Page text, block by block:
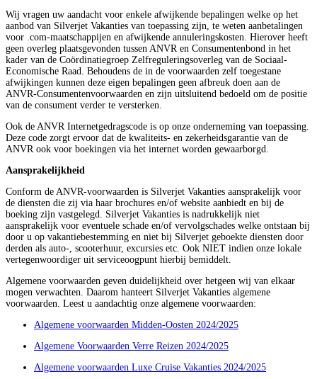
Wij vragen uw aandacht voor enkele afwijkende bepalingen welke op het
aanbod van Silverjet Vakanties van toepassing zijn, te weten aanbetalingen
voor .com-maatschappijen en afwijkende annuleringskosten. Hierover heeft
geen overleg plaatsgevonden tussen ANVR en Consumentenbond in het
kader van de Coördinatiegroep Zelfreguleringsoverleg van de Sociaal-
Economische Raad. Behoudens de in de voorwaarden zelf toegestane
afwijkingen kunnen deze eigen bepalingen geen afbreuk doen aan de
ANVR-Consumentenvoorwaarden en zijn uitsluitend bedoeld om de positie
van de consument verder te versterken.
Ook de ANVR Internetgedragscode is op onze onderneming van toepassing.
Deze code zorgt ervoor dat de kwaliteits- en zekerheidsgarantie van de
ANVR ook voor boekingen via het internet worden gewaarborgd.
Aansprakelijkheid
Conform de ANVR-voorwaarden is Silverjet Vakanties aansprakelijk voor
de diensten die zij via haar brochures en/of website aanbiedt en bij de
boeking zijn vastgelegd. Silverjet Vakanties is nadrukkelijk niet
aansprakelijk voor eventuele schade en/of vervolgschades welke ontstaan bij
door u op vakantiebestemming en niet bij Silverjet geboekte diensten door
derden als auto-, scooterhuur, excursies etc. Ook NIET indien onze lokale
vertegenwoordiger uit serviceoogpunt hierbij bemiddelt.
Algemene voorwaarden geven duidelijkheid over hetgeen wij van elkaar
mogen verwachten. Daarom hanteert Silverjet Vakanties algemene
voorwaarden. Leest u aandachtig onze algemene voorwaarden:
Algemene voorwaarden Midden-Oosten 2024/2025
Algemene Voorwaarden Verre Reizen 2024/2025
Algemene voorwaarden Luxe Cruise Vakanties 2024/2025